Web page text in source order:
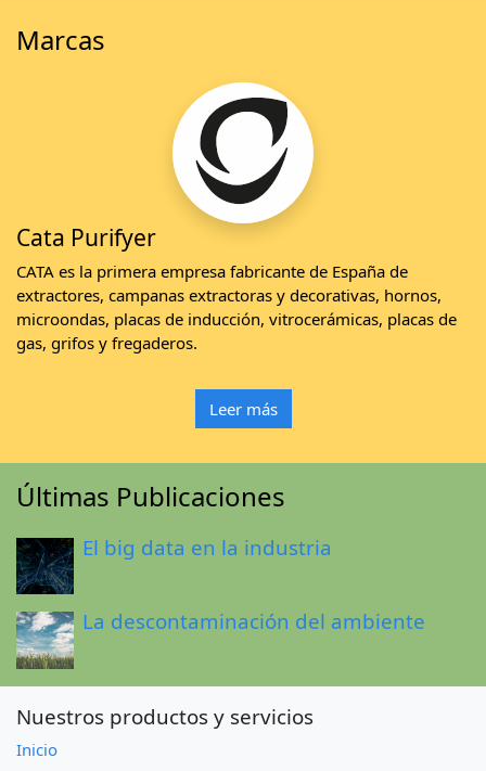
Marcas
Cata Purifyer
CATA es la primera empresa fabricante de España de
extractores, campanas extractoras y decorativas, hornos,
microondas, placas de inducción, vitrocerámicas, placas de
gas, grifos y fregaderos.
Leer más
Últimas Publicaciones
El big data en la industria
La descontaminación del ambiente
Nuestros productos y servicios
Inicio